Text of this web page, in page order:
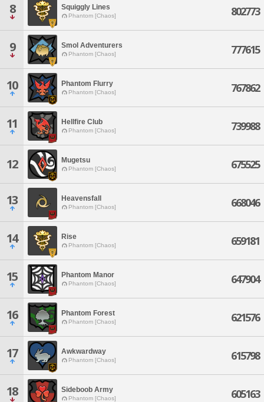
8 Squiggly Lines
Phantom [Chaos] 802773
9 Smol Adventurers
Phantom [Chaos] 777615
10 Phantom Flurry
Phantom [Chaos] 767862
11 Hellfire Club
Phantom [Chaos] 739988
12 Mugetsu
Phantom [Chaos] 675525
13 Heavensfall
Phantom [Chaos] 668046
14 Rise
Phantom [Chaos] 659181
15 Phantom Manor
Phantom [Chaos] 647904
16 Phantom Forest
Phantom [Chaos] 621576
17 Awkwardway
Phantom [Chaos] 615798
18 Sideboob Army
Phantom [Chaos] 605163